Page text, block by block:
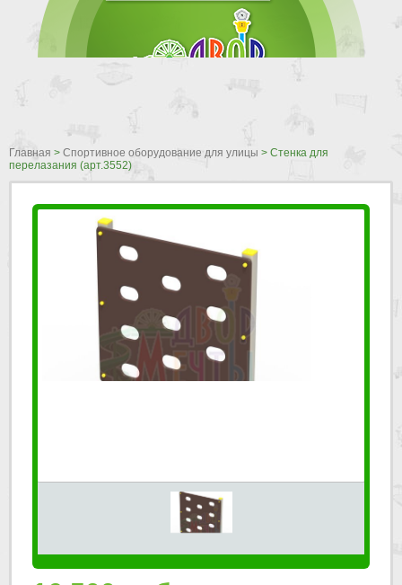
Главная > Спортивное оборудование для улицы > Стенка для
перелазания (арт.3552)